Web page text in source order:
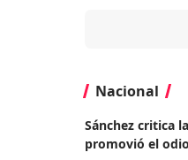
Nacional
Sánchez critica
promovió el